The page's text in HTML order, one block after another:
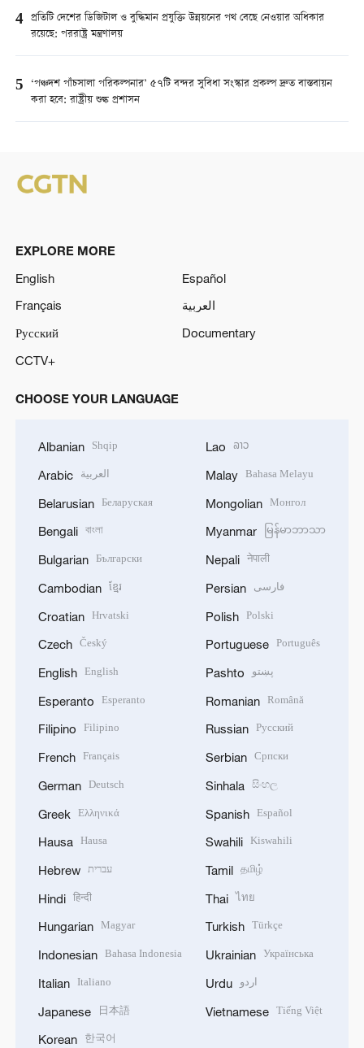
4 প্রতিটি দেশের ডিজিটাল ও বুদ্ধিমান প্রযুক্তি উন্নয়নের পথ বেছে নেওয়ার অধিকার
রয়েছে: পররাষ্ট্র মন্ত্রণালয়
5 ‘পঞ্চদশ পাঁচসালা পরিকল্পনার’ ৫৭টি বন্দর সুবিধা সংস্কার প্রকল্প দ্রুত বাস্তবায়ন
করা হবে: রাষ্ট্রীয় শুল্ক প্রশাসন
EXPLORE MORE
English
Español
Français
العربية
Русский
Documentary
CCTV+
CHOOSE YOUR LANGUAGE
Albanian Shqip
Arabic العربية
Belarusian Беларуская
Bengali বাংলা
Bulgarian Български
Cambodian ខ្មែរ
Croatian Hrvatski
Czech Český
English English
Esperanto Esperanto
Filipino Filipino
French Français
German Deutsch
Greek Ελληνικά
Hausa Hausa
Hebrew עברית
Hindi हिन्दी
Hungarian Magyar
Indonesian Bahasa Indonesia
Italian Italiano
Japanese 日本語
Korean 한국어
Lao ລາວ
Malay Bahasa Melayu
Mongolian Монгол
Myanmar မြန်မာဘာသာ
Nepali नेपाली
Persian فارسی
Polish Polski
Portuguese Português
Pashto پښتو
Romanian Română
Russian Русский
Serbian Српски
Sinhala සිංහල
Spanish Español
Swahili Kiswahili
Tamil தமிழ்
Thai ไทย
Turkish Türkçe
Ukrainian Українська
Urdu اردو
Vietnamese Tiếng Việt